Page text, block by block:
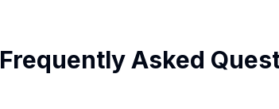
Frequently Asked